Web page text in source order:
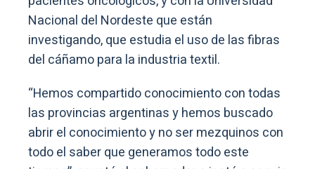
Nacional del Nordeste que están
investigando, que estudia el uso de las fibras
del cáñamo para la industria textil.
“Hemos compartido conocimiento con todas
las provincias argentinas y hemos buscado
abrir el conocimiento y no ser mezquinos con
todo el saber que generamos todo este